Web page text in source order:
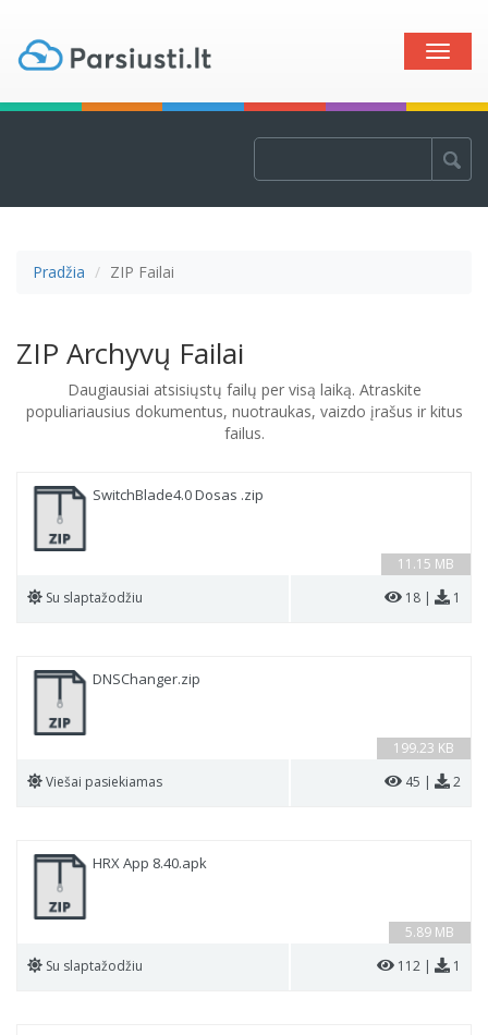
Toggle
Pradžia ZIP Failai
ZIP Archyvų Failai
Daugiausiai atsisiųstų failų per visą laiką. Atraskite
populiariausius dokumentus, nuotraukas, vaizdo įrašus ir kitus
failus.
11.15 MB
SwitchBlade4.0 Dosas .zip
Su slaptažodžiu 18 | 1
199.23 KB
DNSChanger.zip
Viešai pasiekiamas 45 | 2
5.89 MB
HRX App 8.40.apk
Su slaptažodžiu 112 | 1